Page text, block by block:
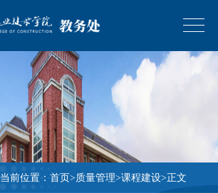
当前位置：首页>质量管理>课程建设>正文